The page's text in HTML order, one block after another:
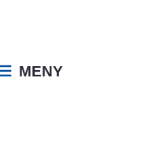
MENY